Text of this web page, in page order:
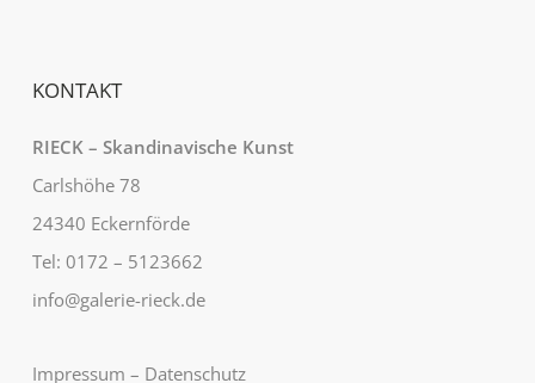
KONTAKT
RIECK – Skandinavische Kunst
Carlshöhe 78
24340 Eckernförde
Tel: 0172 – 5123662
info@galerie-rieck.de
Impressum – Datenschutz